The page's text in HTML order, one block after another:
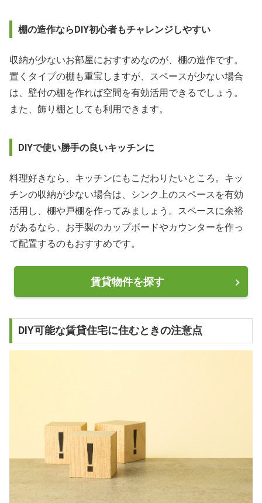
棚の造作ならDIY初心者もチャレンジしやすい
収納が少ないお部屋におすすめなのが、棚の造作です。
置くタイプの棚も重宝しますが、スペースが少ない場合
は、壁付の棚を作れば空間を有効活用できるでしょう。
また、飾り棚としても利用できます。
DIYで使い勝手の良いキッチンに
料理好きなら、キッチンにもこだわりたいところ。キッ
チンの収納が少ない場合は、シンク上のスペースを有効
活用し、棚や戸棚を作ってみましょう。スペースに余裕
があるなら、お手製のカップボードやカウンターを作っ
て配置するのもおすすめです。
賃貸物件を探す
DIY可能な賃貸住宅に住むときの注意点